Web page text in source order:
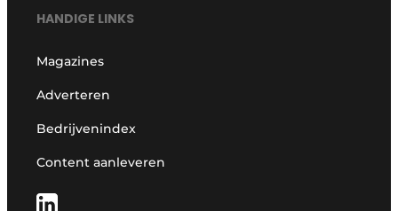
HANDIGE LINKS
Magazines
Adverteren
Bedrijvenindex
Content aanleveren